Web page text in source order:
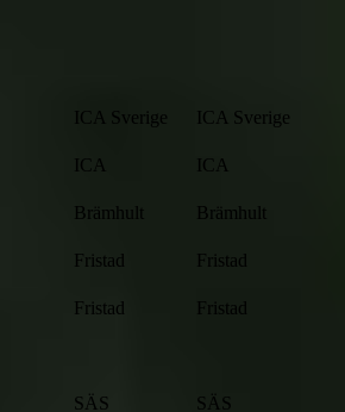
ICA Sverige
ICA Sverige
ICA
ICA
Brämhult
Brämhult
Fristad
Fristad
Fristad
Fristad
SÄS
SÄS